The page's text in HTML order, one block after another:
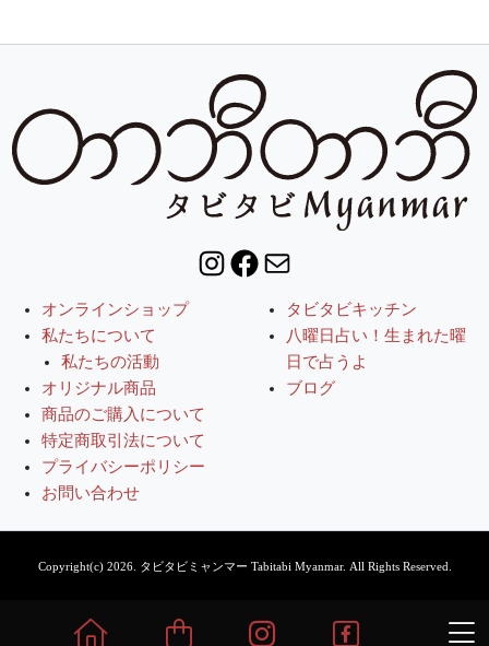
Instagram
Facebook
Mail
オンラインショップ
私たちについて
私たちの活動
オリジナル商品
タビタビキッチン
八曜日占い！生まれた曜
日で占うよ
ブログ
商品のご購入について
特定商取引法について
プライバシーポリシー
お問い合わせ
Copyright(c) 2026. タビタビミャンマー Tabitabi Myanmar. All Rights Reserved.